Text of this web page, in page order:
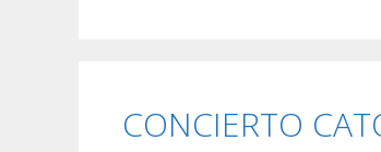
CONCIERTO